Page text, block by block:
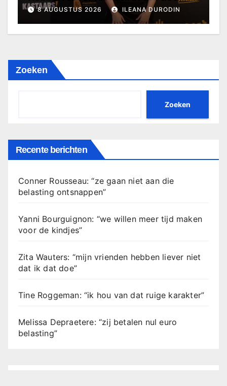
8 AUGUSTUS 2026 ILEANA DURODIN
Zoeken
Zoeken
Recente berichten
Conner Rousseau: “ze gaan niet aan die
belasting ontsnappen”
Yanni Bourguignon: “we willen meer tijd maken
voor de kindjes”
Zita Wauters: “mijn vrienden hebben liever niet
dat ik dat doe”
Tine Roggeman: “ik hou van dat ruige karakter”
Melissa Depraetere: “zij betalen nul euro
belasting”